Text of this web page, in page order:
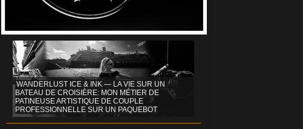
WANDERLUST ICE & INK — LA VIE SUR UN
BATEAU DE CROISIÈRE: MON MÉTIER DE
PATINEUSE ARTISTIQUE DE COUPLE
PROFESSIONNELLE SUR UN PAQUEBOT